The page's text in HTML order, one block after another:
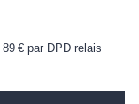
89 €par DPD relais